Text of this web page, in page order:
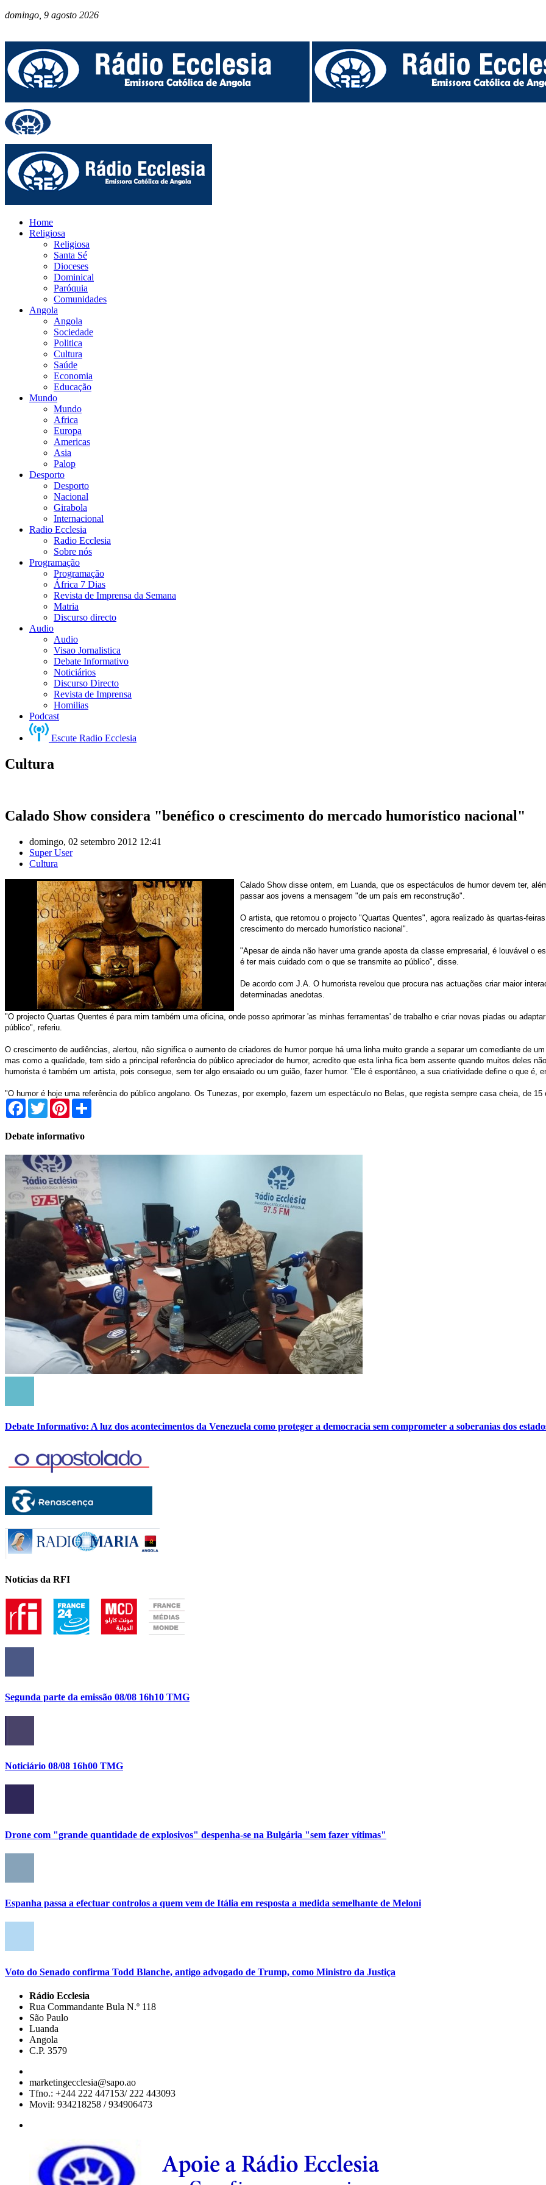
domingo, 9 agosto 2026
Home
Religiosa
Religiosa
Santa Sé
Dioceses
Dominical
Paróquia
Comunidades
Angola
Angola
Sociedade
Politica
Cultura
Saúde
Economia
Educação
Mundo
Mundo
Africa
Europa
Americas
Asia
Palop
Desporto
Desporto
Nacional
Girabola
Internacional
Radio Ecclesia
Radio Ecclesia
Sobre nós
Programação
Programação
África 7 Dias
Revista de Imprensa da Semana
Matria
Discurso directo
Audio
Audio
Visao Jornalistica
Debate Informativo
Noticiários
Discurso Directo
Revista de Imprensa
Homilias
Podcast
Escute Radio Ecclesia
Cultura
Calado Show considera "benéfico o crescimento do mercado humorístico nacional"
domingo, 02 setembro 2012 12:41
Super User
Cultura
Calado Show disse ontem, em Luanda, que os espectáculos de humor devem ter,
passar aos jovens a mensagem "de um país em reconstrução".
O artista, que retomou o projecto "Quartas Quentes", agora realizado às quartas-
crescimento do mercado humorístico nacional".
"Apesar de ainda não haver uma grande aposta da classe empresarial, é louvável o
é ter mais cuidado com o que se transmite ao público", disse.
De acordo com J.A. O humorista revelou que procura nas actuações criar maior
determinadas anedotas.
"O projecto Quartas Quentes é para mim também uma oficina, onde posso aprimorar 'as minhas ferramentas' de trabalho e criar novas piadas ou
público", referiu.
O crescimento de audiências, alertou, não significa o aumento de criadores de humor porque há uma linha muito grande a separar um comediante de
mas como a qualidade, tem sido a principal referência do público apreciador de humor, acredito que esta linha fica bem assente quando muitos deles
humorista é também um artista, pois consegue, sem ter algo ensaiado ou um guião, fazer humor. "Ele é espontâneo, a sua criatividade define o que é,
"O humor é hoje uma referência do público angolano. Os Tunezas, por exemplo, fazem um espectáculo no Belas, que regista sempre casa cheia, de
Facebook
TwitterPinterest
Debate informativo
Debate Informativo: A luz dos acontecimentos da Venezuela como proteger a democracia sem comprometer a soberanias dos
Notícias da RFI
Segunda parte da emissão 08/08 16h10 TMG
Noticiário 08/08 16h00 TMG
Drone com "grande quantidade de explosivos" despenha-se na Bulgária "sem fazer vítimas"
Espanha passa a efectuar controlos a quem vem de Itália em resposta a medida semelhante de Meloni
Voto do Senado confirma Todd Blanche, antigo advogado de Trump, como Ministro da Justiça
Rádio Ecclesia
Rua Commandante Bula N.º 118
São Paulo
Luanda
Angola
C.P. 3579
marketingecclesia@sapo.ao
Tfno.: +244 222 447153/ 222 443093
Movil: 934218258 / 934906473